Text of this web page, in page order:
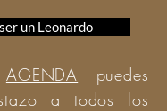
un Leonardo
AGENDA puedes
a todos los